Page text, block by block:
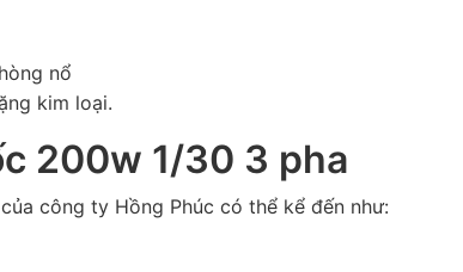
nổ
kim loại.
200w 1/30 3 pha
công ty Hồng Phúc có thể kể đến như: